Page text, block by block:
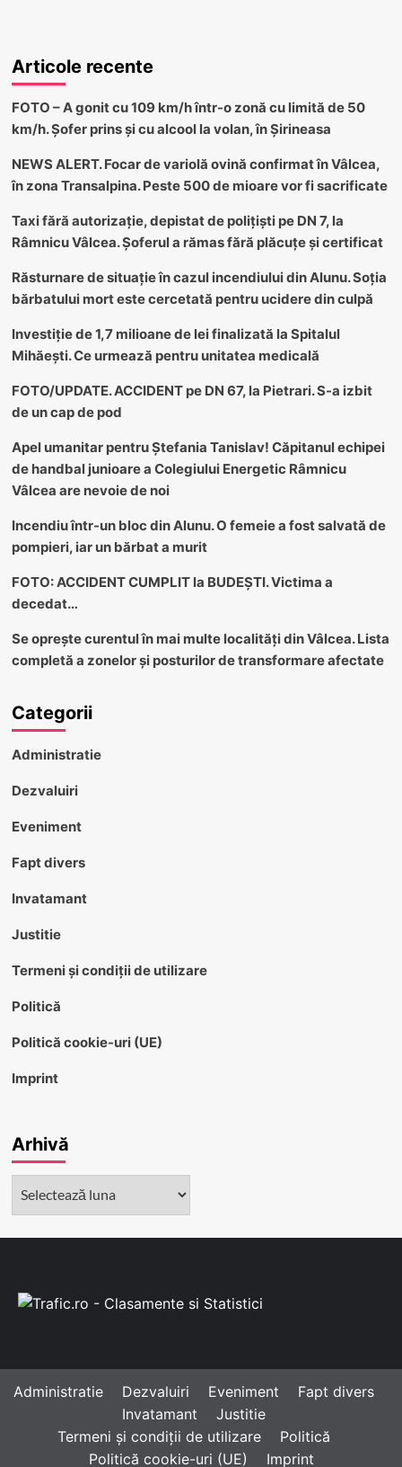
Articole recente
FOTO – A gonit cu 109 km/h într-o zonă cu limită de 50
km/h. Șofer prins și cu alcool la volan, în Șirineasa
NEWS ALERT. Focar de variolă ovină confirmat în Vâlcea,
în zona Transalpina. Peste 500 de mioare vor fi sacrificate
Taxi fără autorizație, depistat de polițiști pe DN 7, la
Râmnicu Vâlcea. Șoferul a rămas fără plăcuțe și certificat
Răsturnare de situație în cazul incendiului din Alunu. Soția
bărbatului mort este cercetată pentru ucidere din culpă
Investiție de 1,7 milioane de lei finalizată la Spitalul
Mihăești. Ce urmează pentru unitatea medicală
FOTO/UPDATE. ACCIDENT pe DN 67, la Pietrari. S-a izbit
de un cap de pod
Apel umanitar pentru Ștefania Tanislav! Căpitanul echipei
de handbal junioare a Colegiului Energetic Râmnicu
Vâlcea are nevoie de noi
Incendiu într-un bloc din Alunu. O femeie a fost salvată de
pompieri, iar un bărbat a murit
FOTO: ACCIDENT CUMPLIT la BUDEȘTI. Victima a
decedat…
Se oprește curentul în mai multe localități din Vâlcea. Lista
completă a zonelor și posturilor de transformare afectate
Categorii
Administratie
Dezvaluiri
Eveniment
Fapt divers
Invatamant
Justitie
Termeni și condiții de utilizare
Politică
Politică cookie-uri (UE)
Imprint
Arhivă
Administratie Dezvaluiri Eveniment
Fapt divers
Invatamant
Justitie
Termeni și condiții de utilizare
Politică
Politică cookie-uri (UE)
Imprint